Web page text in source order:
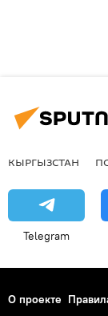
КЫРГЫЗСТАН
Telegram
О проекте